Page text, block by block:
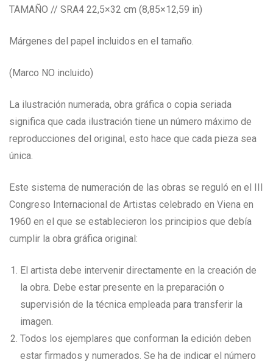
TAMAÑO // SRA4 22,5×32 cm (8,85×12,59 in)
Márgenes del papel incluidos en el tamaño.
(Marco NO incluido)
La ilustración numerada, obra gráfica o copia seriada
significa que cada ilustración tiene un número máximo de
reproducciones del original, esto hace que cada pieza sea
única.
Este sistema de numeración de las obras se reguló en el III
Congreso Internacional de Artistas celebrado en Viena en
1960 en el que se establecieron los principios que debía
cumplir la obra gráfica original:
El artista debe intervenir directamente en la creación de
la obra. Debe estar presente en la preparación o
supervisión de la técnica empleada para transferir la
imagen.
Todos los ejemplares que conforman la edición deben
estar firmados y numerados. Se ha de indicar el número